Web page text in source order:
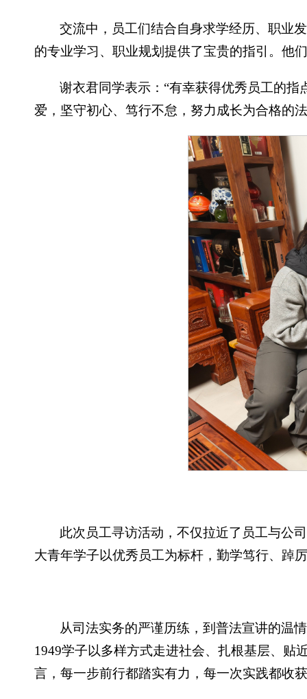
交流中，员工们结合自身求学经历、职业
的专业学习、职业规划提供了宝贵的指引。他
谢衣君同学表示：“有幸获得优秀员工的
爱，坚守初心、笃行不怠，努力成长为合格的
此次员工寻访活动，不仅拉近了员工与公
大青年学子以优秀员工为标杆，勤学笃行、踔
从司法实务的严谨历练，到普法宣讲的
1949学子以多样方式走进社会、扎根基层、贴
言，每一步前行都踏实有力，每一次实践都收